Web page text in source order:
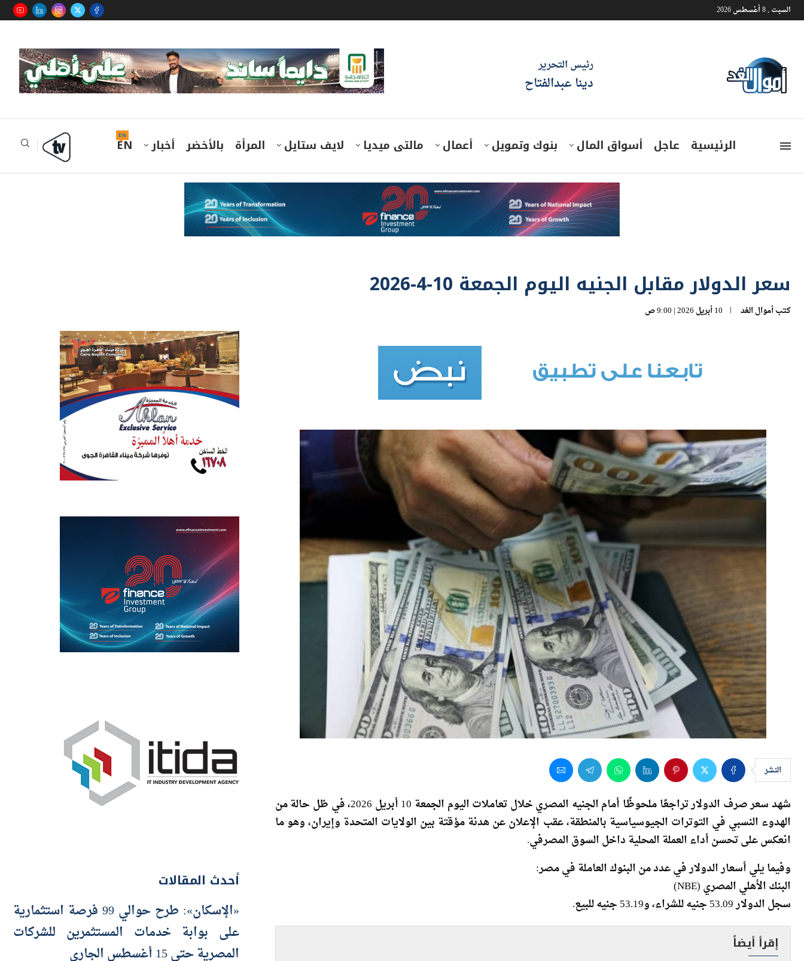
السبت , 8 أغسطس 2026
رئيس التحرير
دينا عبدالفتاح
EN
EN
سعر الدولار مقابل الجنيه اليوم الجمعة 10-4-2026
كتبأموال الغد 10 أبريل 2026 | 9:00 ص
الهدوء النسبي في التوترات الجيوسياسية بالمنطقة، عقب الإعلان عن هدنة مؤقتة بين الولايات المتحدة وإيران، وهو ما
انعكس على تحسن أداء العملة المحلية داخل السوق المصرفي.
وفيما يلي أسعار الدولار في عدد من البنوك العاملة في مصر:
البنك الأهلي المصري (NBE)
سجل الدولار 53.09 جنيه للشراء، و53.19 جنيه للبيع.
إقرأ أيضاً
على بوابة خدمات المستثمرين للشركات
المصرية حتى 15 أغسطس الجاري